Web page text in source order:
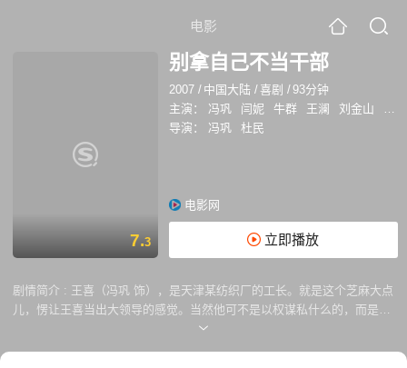
电影
7.3
别拿自己不当干部
2007 / 中国大陆 /喜剧 /93分钟
主演：
冯巩 闫妮 牛群 王澜 刘金山
侯
导演：
冯巩 杜民
电影网
立即播放
剧情简介 : 王喜（冯巩 饰），是天津某纺织厂的工长。就是这个芝麻大点
儿，愣让王喜当出大领导的感觉。当然他可不是以权谋私什么的，而是对
自己高标准严要求。况且手下200多号人绝大多数都是女同志，不拿出点